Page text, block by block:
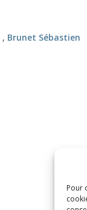
Pour
, Brunet Sébastien